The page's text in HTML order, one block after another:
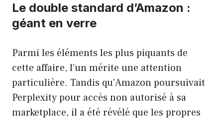
Le double standard d’Amazon :
géant en verre
Parmi les éléments les plus piquants de
cette affaire, l’un mérite une attention
particulière. Tandis qu’Amazon poursuivait
Perplexity pour accès non autorisé à sa
marketplace, il a été révélé que les propres